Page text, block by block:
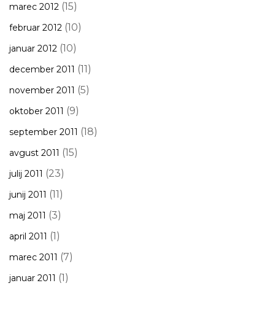
marec 2012 (15)
februar 2012 (10)
januar 2012 (10)
december 2011 (11)
november 2011 (5)
oktober 2011 (9)
september 2011 (18)
avgust 2011 (15)
julij 2011 (23)
junij 2011 (11)
maj 2011 (3)
april 2011 (1)
marec 2011 (7)
januar 2011 (1)